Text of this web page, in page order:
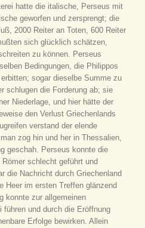
hatte die italische, Perseus mit
geworfen und zersprengt; die
2000 Reiter an Toten, 600 Reiter
sich glücklich schätzen,
zu können. Perseus
Bedingungen, die Philippos
sogar dieselbe Summe zu
schlugen die Forderung ab; sie
Niederlage, und hier hätte der
den Verlust Griechenlands
verstand der elende
zog hin und her in Thessalien,
geschah. Perseus konnte die
schlecht geführt und
die Nachricht durch Griechenland
Heer im ersten Treffen glänzend
konnte zur allgemeinen
führen und durch die Eröffnung
Erfolge bewirken. Allein